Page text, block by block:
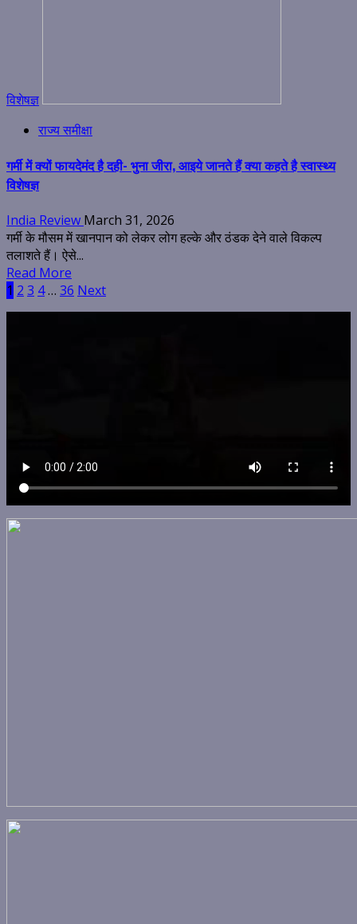
विशेषज्ञ
राज्य समीक्षा
गर्मी में क्यों फायदेमंद है दही- भुना जीरा, आइये जानते हैं क्या कहते है स्वास्थ्य
विशेषज्ञ
India Review March 31, 2026
गर्मी के मौसम में खानपान को लेकर लोग हल्के और ठंडक देने वाले विकल्प
तलाशते हैं। ऐसे...
Read More
Posts
1 2 3 4… 36 Next